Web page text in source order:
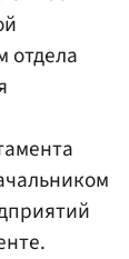
отдела